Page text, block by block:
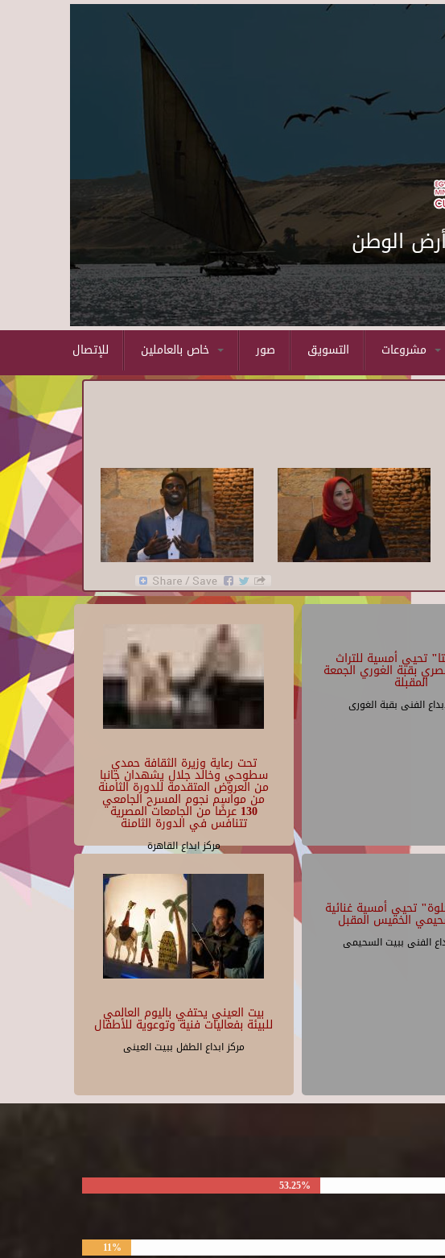
Skip to main content
الوطن
للإتصال صور التسويق
تحت رعاية وزيرة الثقافة حمدي
سطوحي وخالد جلال يشهدان جانبا
من العروض المتقدمة للدورة الثامنة
من مواسم نجوم المسرح الجامعي
130 عرضًا من الجامعات المصرية
تتنافس في الدورة الثامنة
مركز ابداع القاهرة
تحيي أمسية للتراث
بقبة الغوري الجمعة
المقبلة
الفنى بقبة الغورى
بيت العيني يحتفي باليوم العالمي
للبيئة بفعاليات فنية وتوعوية للأطفال
مركز ابداع الطفل ببيت العينى
تحيي أمسية غنائية
الخميس المقبل
الفنى ببيت السحيمى
53.25%
11%